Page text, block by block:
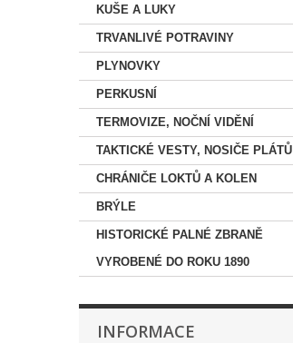
KUŠE A LUKY
TRVANLIVÉ POTRAVINY
PLYNOVKY
PERKUSNÍ
TERMOVIZE, NOČNÍ VIDĚNÍ
TAKTICKÉ VESTY, NOSIČE PLÁTŮ
CHRÁNIČE LOKTŮ A KOLEN
BRÝLE
HISTORICKÉ PALNÉ ZBRANĚ
VYROBENÉ DO ROKU 1890
INFORMACE